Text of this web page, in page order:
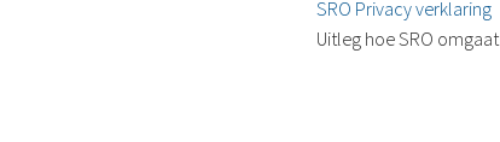
SRO Privacy verklaring
Uitleg hoe SRO